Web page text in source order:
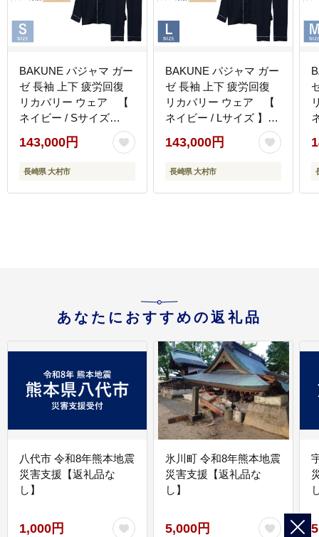
BAKUNE パジャマ ガー
ゼ 長袖 上下 疲労回復
リカバリー ウェア 【
ネイビー / Sサイズ
】 / テンシャル
bakune パジャマ リカバ
リーウェア 疲労回復 ス
会社TENTIAL
143,000円
長崎県 大村市
BAKUNE パジャマ ガー
ゼ 長袖 上下 疲労回復
リカバリー ウェア 【
ネイビー / Lサイズ 】 /
テンシャル bakune パジ
ャマ リカバリーウェア
疲労回復 スウェット /
TENTIAL [ACAD068]
143,000円
長崎県 大村市
あなたにおすすめの返礼品
八代市 令和8年熊本地震
災害支援【返礼品な
し】
1,000円
氷川町 令和8年熊本地震
災害支援【返礼品な
し】
5,000円